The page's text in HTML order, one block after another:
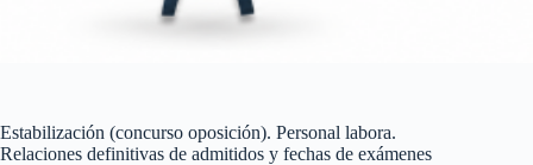
Estabilización (concurso oposición). Personal labora.
Relaciones definitivas de admitidos y fechas de exámenes